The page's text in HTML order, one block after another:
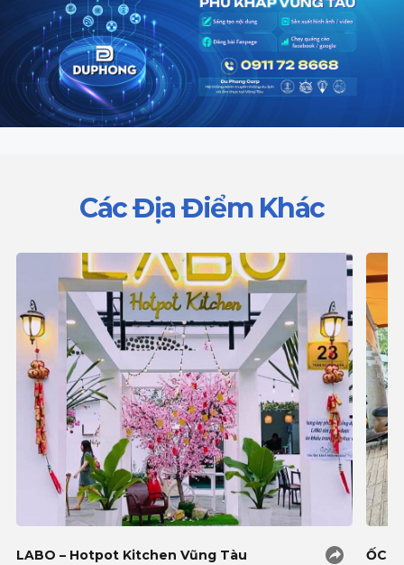
Các Địa Điểm Khác
LABO – Hotpot Kitchen Vũng Tàu ỐC